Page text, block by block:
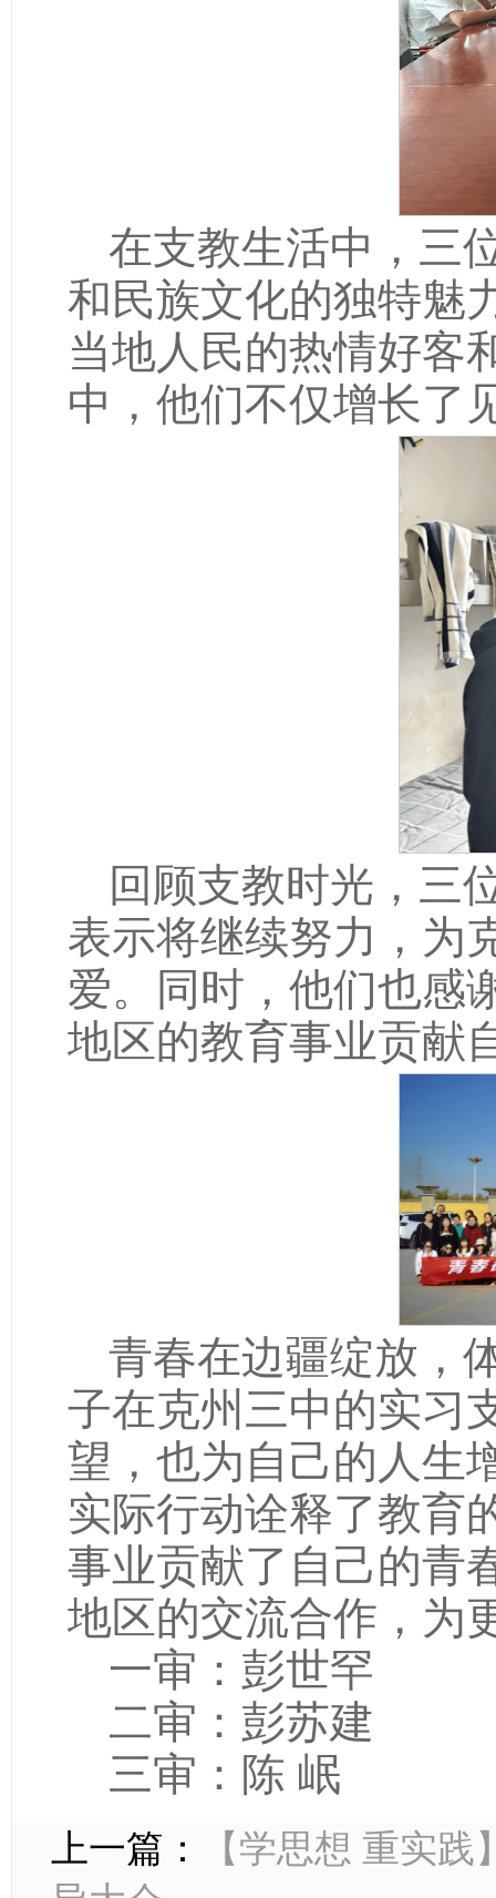
在支教生活中，三
和民族文化的独特魅
当地人民的热情好客
中，他们不仅增长了
回顾支教时光，三
表示将继续努力，
爱。同时，他们也感
地区的教育事业贡献
青春在边疆绽放，
子在克州三中的实习
望，也为自己的人生
实际行动诠释了教育
事业贡献了自己的青
地区的交流合作，为
一审：彭世罕
二审：彭苏建
三审：陈 岷
导大会